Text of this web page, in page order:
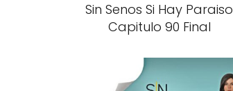
Sin Senos Si Hay Paraiso
Capitulo 90 Final